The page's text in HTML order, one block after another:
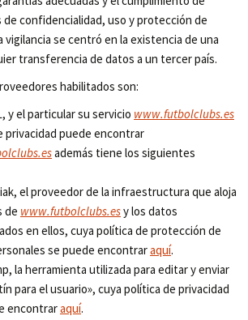
confidencialidad, uso y protección de
vigilancia se centró en la existencia de una
transferencia de datos a un tercer país.
habilitados son:
y el particular su servicio www.futbolclubs.es
privacidad puede encontrar
además tiene los siguientes
el proveedor de la infraestructura que aloja
de www.futbolclubs.esy los datos
en ellos, cuya política de protección de
se puede encontraraquí.
la herramienta utilizada para editar y enviar
para el usuario», cuya política de privacidad
encontraraquí.